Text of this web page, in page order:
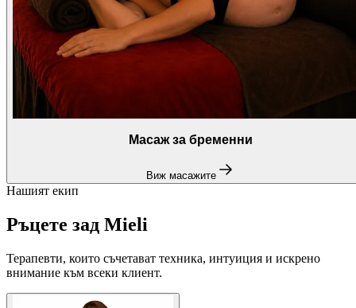
Масаж за бременни
Виж масажите
Нашият екип
Ръцете зад Mieli
Терапевти, които съчетават техника, интуиция и искрено
внимание към всеки клиент.